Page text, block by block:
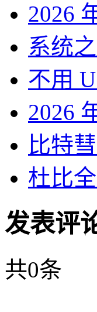
2026
系统
不用
2026
比特
杜比
发表评
共0条